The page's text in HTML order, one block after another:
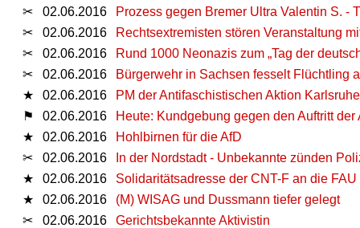
✂
02.06.2016
Prozess gegen Bremer Ultra Valentin S. -
✂
02.06.2016
Rechtsextremisten stören Veranstaltung
✂
02.06.2016
Rund 1000 Neonazis zum „Tag der
✂
02.06.2016
Bürgerwehr in Sachsen fesselt Flüchtling
★
02.06.2016
PM der Antifaschistischen Aktion
⚑
02.06.2016
Heute: Kundgebung gegen den Auftritt
★
02.06.2016
Hohlbirnen für die AfD
✂
02.06.2016
In der Nordstadt - Unbekannte zünden
★
02.06.2016
Solidaritätsadresse der CNT-F an die
★
02.06.2016
(M) WISAG und Dussmann tiefer gelegt
✂
02.06.2016
Gerichtsbekannte Aktivistin